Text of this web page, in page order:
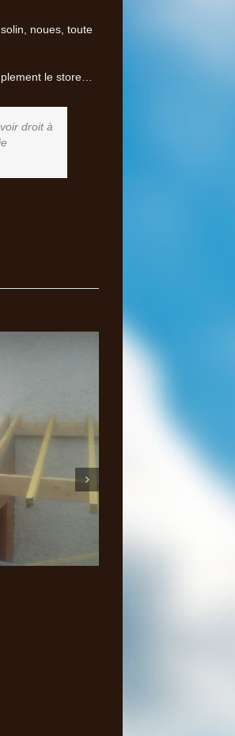
noues, toute
le store…
droit à